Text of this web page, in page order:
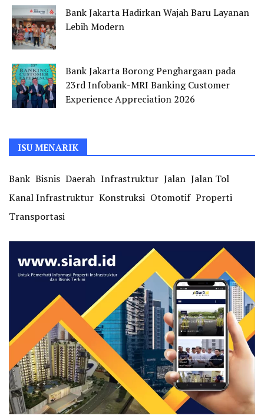
Bank Jakarta Hadirkan Wajah Baru Layanan
Lebih Modern
Bank Jakarta Borong Penghargaan pada
23rd Infobank-MRI Banking Customer
Experience Appreciation 2026
ISU MENARIK
Bank Bisnis Daerah Infrastruktur Jalan Jalan Tol
Kanal Infrastruktur Konstruksi Otomotif Properti
Transportasi